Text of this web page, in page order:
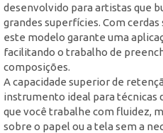
desenvolvido para artistas que
grandes superfícies. Com
este modelo garante uma
facilitando o trabalho de
composições.
A capacidade superior de
instrumento ideal para técnicas
que você trabalhe com fluidez,
sobre o papel ou a tela sem a